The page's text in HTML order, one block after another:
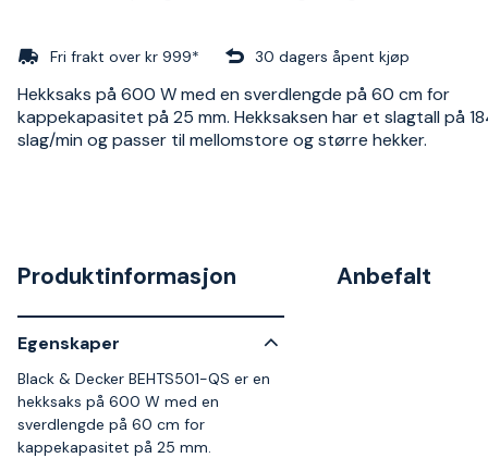
Fri frakt over kr 999* 30 dagers åpent kjøp
Hekksaks på 600 W med en sverdlengde på 60 cm for
kappekapasitet på 25 mm. Hekksaksen har et slagtall på
slag/min og passer til mellomstore og større hekker.
Produktinformasjon
Egenskaper
Black & Decker BEHTS501-QS er en
hekksaks på 600 W med en
sverdlengde på 60 cm for
kappekapasitet på 25 mm.
Anbefalt